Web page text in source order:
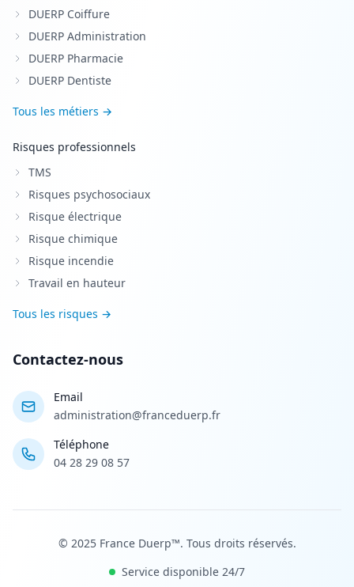
DUERP Coiffure
DUERP Administration
DUERP Pharmacie
DUERP Dentiste
Tous les métiers →
Risques professionnels
TMS
Risques psychosociaux
Risque électrique
Risque chimique
Risque incendie
Travail en hauteur
Tous les risques →
Contactez-nous
Email
administration@franceduerp.fr
Téléphone
04 28 29 08 57
© 2025 France Duerp™. Tous droits réservés.
Service disponible 24/7